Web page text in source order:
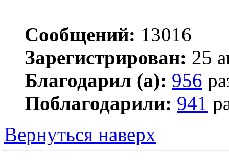
Сообщений: 13016
Зарегистрирован: 25
Благодарил (а): 956
Поблагодарили: 941
Вернуться наверх